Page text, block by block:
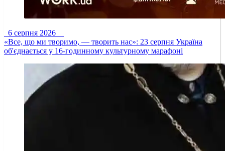
6 серпня 2026
«Все, що ми творимо, — творить нас»: 23 серпня Україна
об'єднається у 16-годинному культурному марафоні